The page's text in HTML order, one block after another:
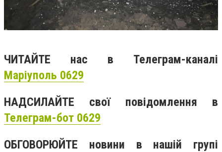
ЧИТАЙТЕ нас в Телеграм-каналі
Маріуполь 0629
НАДСИЛАЙТЕ свої повідомлення в
Телеграм-бот 0629
ОБГОВОРЮЙТЕ новини в нашій групі